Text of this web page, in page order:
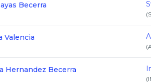
Becerra
(
Valencia
(
Hernandez Becerra
(